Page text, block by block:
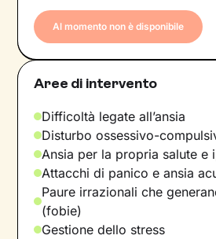
Al momento non è disponibile
Aree di intervento
Difficoltà legate all’ansia
Disturbo ossessivo-
Ansia per la propria salute e
Attacchi di panico e ansia
Paure irrazionali che
(fobie)
Gestione dello stress